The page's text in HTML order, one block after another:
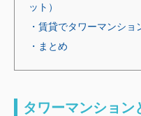
ット）
・賃貸でタワーマンシ
・まとめ
タワーマンション